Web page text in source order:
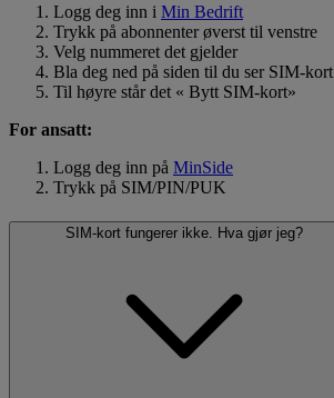
Logg deg inn i Min Bedrift
Trykk på abonnenter øverst til venstre
Velg nummeret det gjelder
Bla deg ned på siden til du ser SIM-kort
Til høyre står det « Bytt SIM-kort»
For ansatt:
Logg deg inn på MinSide
Trykk på SIM/PIN/PUK
SIM-kort fungerer ikke. Hva gjør jeg?